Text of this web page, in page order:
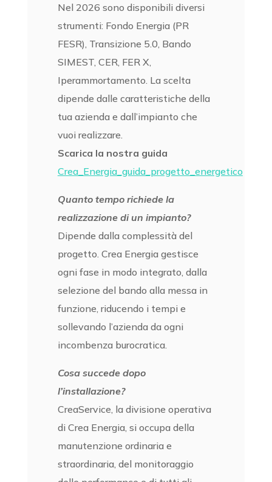
Nel 2026 sono disponibili diversi
strumenti: Fondo Energia (PR
FESR), Transizione 5.0, Bando
SIMEST, CER, FER X,
Iperammortamento. La scelta
dipende dalle caratteristiche della
tua azienda e dall’impianto che
vuoi realizzare.
Scarica la nostra guida
Crea_Energia_guida_progetto_energetico
Quanto tempo richiede la
realizzazione di un impianto?
Dipende dalla complessità del
progetto. Crea Energia gestisce
ogni fase in modo integrato, dalla
selezione del bando alla messa in
funzione, riducendo i tempi e
sollevando l’azienda da ogni
incombenza burocratica.
Cosa succede dopo
l’installazione?
CreaService, la divisione operativa
di Crea Energia, si occupa della
manutenzione ordinaria e
straordinaria, del monitoraggio